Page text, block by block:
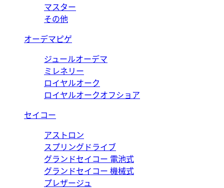
マスター
その他
オーデマピゲ
ジュールオーデマ
ミレネリー
ロイヤルオーク
ロイヤルオークオフショア
セイコー
アストロン
スプリングドライブ
グランドセイコー 電池式
グランドセイコー 機械式
プレザージュ